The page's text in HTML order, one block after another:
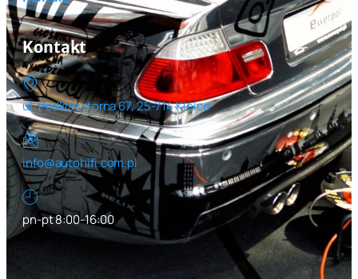
Kontakt
ul. Podklasztorna 67, 25-714 Kielce
info@autohifi.com.pl
pn-pt 8:00-16:00